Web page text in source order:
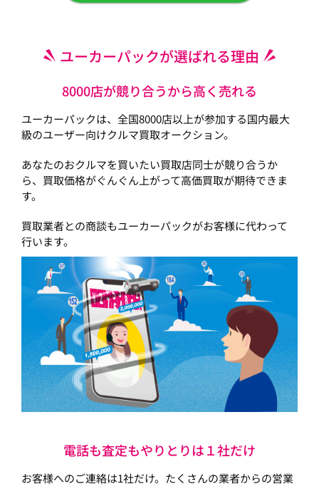
ユーカーパックが選ばれる理由
8000店が競り合うから高く売れる
ユーカーパックは、全国8000店以上が参加する国内最大
級のユーザー向けクルマ買取オークション。
あなたのおクルマを買いたい買取店同士が競り合うか
ら、買取価格がぐんぐん上がって高価買取が期待できま
す。
買取業者との商談もユーカーパックがお客様に代わって
行います。
電話も査定もやりとりは１社だけ
お客様へのご連絡は1社だけ。たくさんの業者からの営業